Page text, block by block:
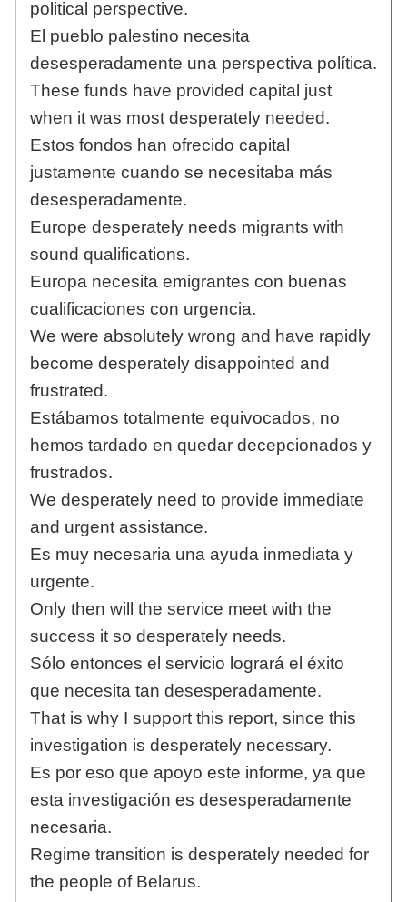
political perspective.
El pueblo palestino necesita
desesperadamente una perspectiva política.
These funds have provided capital just
when it was most desperately needed.
Estos fondos han ofrecido capital
justamente cuando se necesitaba más
desesperadamente.
Europe desperately needs migrants with
sound qualifications.
Europa necesita emigrantes con buenas
cualificaciones con urgencia.
We were absolutely wrong and have rapidly
become desperately disappointed and
frustrated.
Estábamos totalmente equivocados, no
hemos tardado en quedar decepcionados y
frustrados.
We desperately need to provide immediate
and urgent assistance.
Es muy necesaria una ayuda inmediata y
urgente.
Only then will the service meet with the
success it so desperately needs.
Sólo entonces el servicio logrará el éxito
que necesita tan desesperadamente.
That is why I support this report, since this
investigation is desperately necessary.
Es por eso que apoyo este informe, ya que
esta investigación es desesperadamente
necesaria.
Regime transition is desperately needed for
the people of Belarus.